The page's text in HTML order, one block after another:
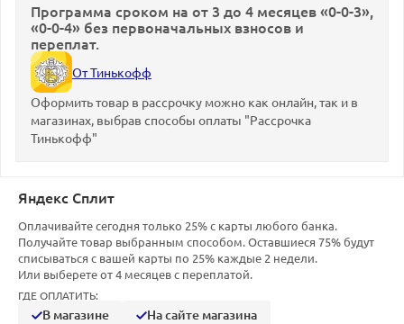
Программа сроком на от 3 до 4 месяцев «0-0-3»,
«0-0-4» без первоначальных взносов и
переплат.
От Тинькофф
Оформить товар в рассрочку можно как онлайн, так и в
магазинах, выбрав способы оплаты "Рассрочка
Тинькофф"
Яндекс Сплит
Оплачивайте сегодня только 25% с карты любого банка.
Получайте товар выбранным способом. Оставшиеся 75% будут
списываться с вашей карты по 25% каждые 2 недели.
Или выберете от 4 месяцев с переплатой.
ГДЕ ОПЛАТИТЬ:
В магазине На сайте магазина